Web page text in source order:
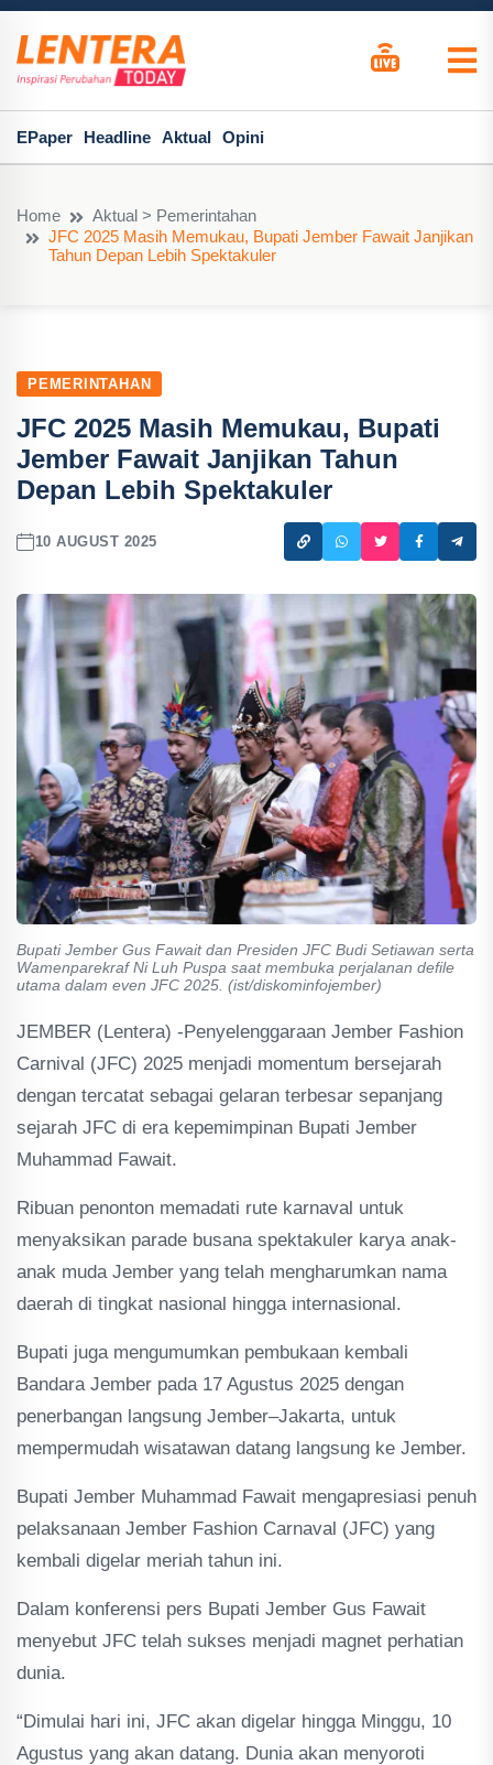
EPaper Headline Aktual Opini
Home
Aktual > Pemerintahan
JFC 2025 Masih Memukau, Bupati Jember Fawait Janjikan
Tahun Depan Lebih Spektakuler
PEMERINTAHAN
JFC 2025 Masih Memukau, Bupati
Jember Fawait Janjikan Tahun
Depan Lebih Spektakuler
10 AUGUST 2025
Bupati Jember Gus Fawait dan Presiden JFC Budi Setiawan serta
Wamenparekraf Ni Luh Puspa saat membuka perjalanan defile
utama dalam even JFC 2025. (ist/diskominfojember)
JEMBER (Lentera) -Penyelenggaraan Jember Fashion
Carnival (JFC) 2025 menjadi momentum bersejarah
dengan tercatat sebagai gelaran terbesar sepanjang
sejarah JFC di era kepemimpinan Bupati Jember
Muhammad Fawait.
Ribuan penonton memadati rute karnaval untuk
menyaksikan parade busana spektakuler karya anak-
anak muda Jember yang telah mengharumkan nama
daerah di tingkat nasional hingga internasional.
Bupati juga mengumumkan pembukaan kembali
Bandara Jember pada 17 Agustus 2025 dengan
penerbangan langsung Jember–Jakarta, untuk
mempermudah wisatawan datang langsung ke Jember.
Bupati Jember Muhammad Fawait mengapresiasi penuh
pelaksanaan Jember Fashion Carnaval (JFC) yang
kembali digelar meriah tahun ini.
Dalam konferensi pers Bupati Jember Gus Fawait
menyebut JFC telah sukses menjadi magnet perhatian
dunia.
“Dimulai hari ini, JFC akan digelar hingga Minggu, 10
Agustus yang akan datang. Dunia akan menyoroti